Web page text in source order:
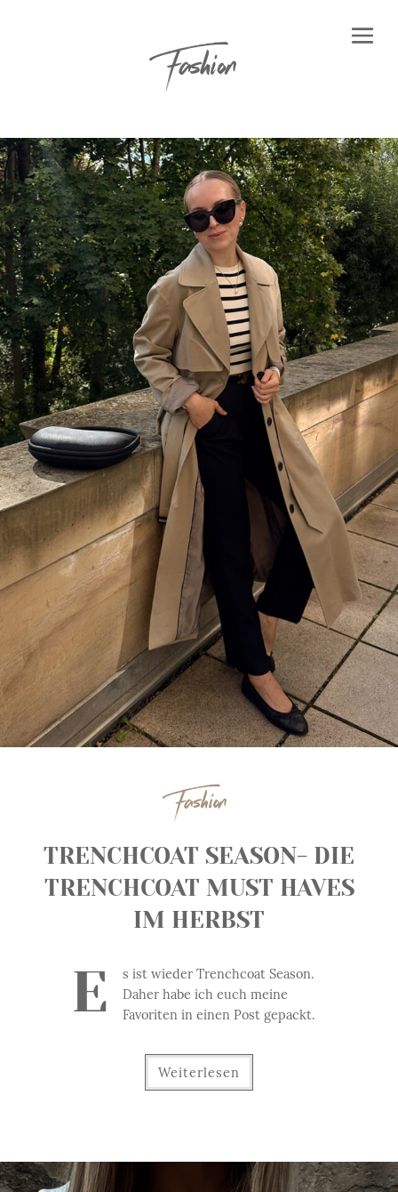
Fashion
Fashion
TRENCHCOAT SEASON- DIE
TRENCHCOAT MUST HAVES
IM HERBST
E
s ist wieder Trenchcoat Season.
Daher habe ich euch meine
Favoriten in einen Post gepackt.
Weiterlesen